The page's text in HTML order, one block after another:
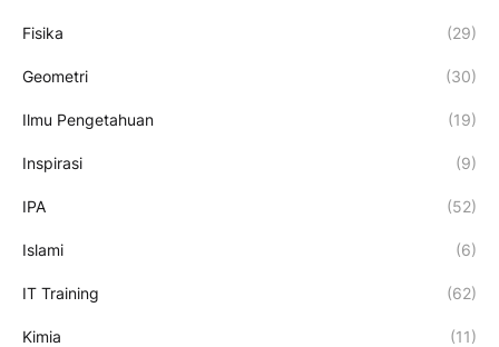
Fisika (29)
Geometri (30)
Ilmu Pengetahuan (19)
Inspirasi (9)
IPA (52)
Islami (6)
IT Training (62)
Kimia (11)